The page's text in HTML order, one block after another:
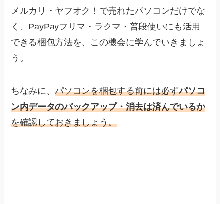
メルカリ・ヤフオク！で売れたパソコンだけでな
く、PayPayフリマ・ラクマ・普段使いにも活用
できる梱包方法を、この機会に学んでいきましょ
う。
ちなみに、パソコンを梱包する前には必ずパソコ
ン内データのバックアップ・消去は済んでいるか
を確認しておきましょう。